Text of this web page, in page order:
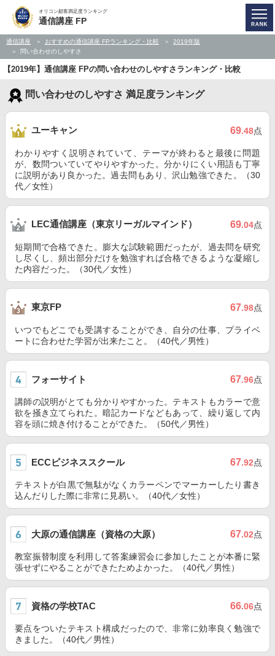
オリコン顧客満足度ランキング
通信講座 FP
通信講座 おすすめの通信講座 FPランキング・比較
2019年版
問い合わせのしやすさ
【2019年】通信講座 FPの問い合わせのしやすさランキング・比較
問い合わせのしやすさ 満足度ランキング
ユーキャン 69.48点
わかりやすく説明されていて、テーマが終わると最後に問題
が、数問ついていてやりやすかった。分かりにくい用語も丁寧
に説明があり良かった。過去問もあり、沢山勉強できた。（30
代／女性）
LEC通信講座（東京リーガルマインド） 69.04点
短期間で合格できた。膨大な試験範囲だったが、過去問を研究
し尽くし、頻出部分だけを勉強すれば合格できるような凝縮し
た内容だった。（30代／女性）
東京FP 67.98点
いつでもどこでも受講することができ、自分の仕事、プライベ
ートに合わせた学習が出来たこと。（40代／男性）
フォーサイト 67.96点
講師の説明がとても分かりやすかった。テキストもカラーで意
欲を掻き立てられた。暗記カードなどもあって、繰り返して内
容を頭に焼き付けることができた。（50代／男性）
ECCビジネススクール 67.92点
テキストが白黒で無駄がなくカラーペンでマーカーしたり書き
込んだりした際に非常に見易い。（40代／女性）
大原の通信講座（資格の大原） 67.02点
教室振替制度を利用して答案練習会に参加したことが本番に緊
張せずにやることができたためよかった。（40代／男性）
資格の学校TAC 66.06点
要点をついたテキスト構成だったので、非常に効率良く勉強で
きました。（40代／男性）